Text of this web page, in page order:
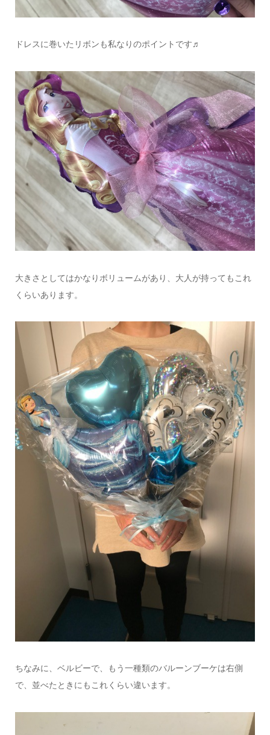
ドレスに巻いたリボンも私なりのポイントです♬
大きさとしてはかなりボリュームがあり、大人が持ってもこれ
くらいあります。
ちなみに、ベルビーで、もう一種類のバルーンブーケは右側
で、並べたときにもこれくらい違います。